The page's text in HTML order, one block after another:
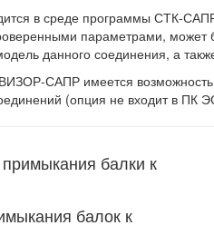
в среде программы СТК-
параметрами, может
данного соединения, а
САПР имеется
(опция не входит в ПК
балки к
балок к